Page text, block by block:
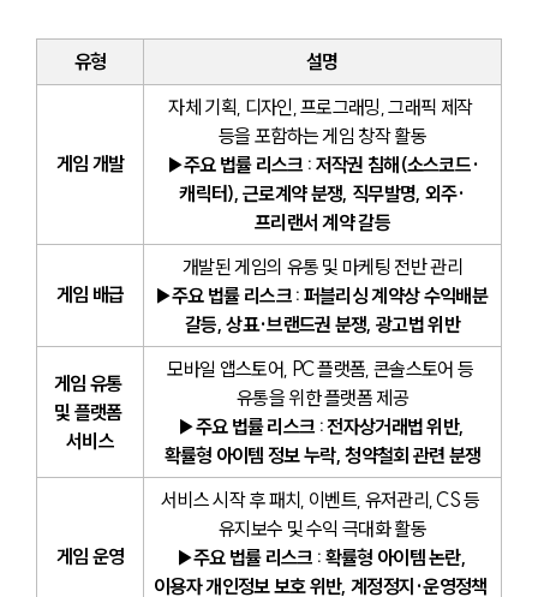
유형 설명
게임 개발
자체 기획, 디자인, 프로그래밍, 그래픽 제작
등을 포함하는 게임 창작 활동
▶주요 법률 리스크 : 저작권 침해(소스코드·
캐릭터), 근로계약 분쟁, 직무발명, 외주·
프리랜서 계약 갈등
게임 배급
개발된 게임의 유통 및 마케팅 전반 관리
▶주요 법률 리스크 : 퍼블리싱 계약상 수익배분
갈등, 상표·브랜드권 분쟁, 광고법 위반
게임 유통
및 플랫폼
서비스
모바일 앱스토어, PC 플랫폼, 콘솔스토어 등
유통을 위한 플랫폼 제공
▶주요 법률 리스크 : 전자상거래법 위반,
확률형 아이템 정보 누락, 청약철회 관련 분쟁
게임 운영
서비스 시작 후 패치, 이벤트, 유저관리, CS 등
유지보수 및 수익 극대화 활동
▶주요 법률 리스크 : 확률형 아이템 논란,
이용자 개인정보 보호 위반, 계정정지·운영정책